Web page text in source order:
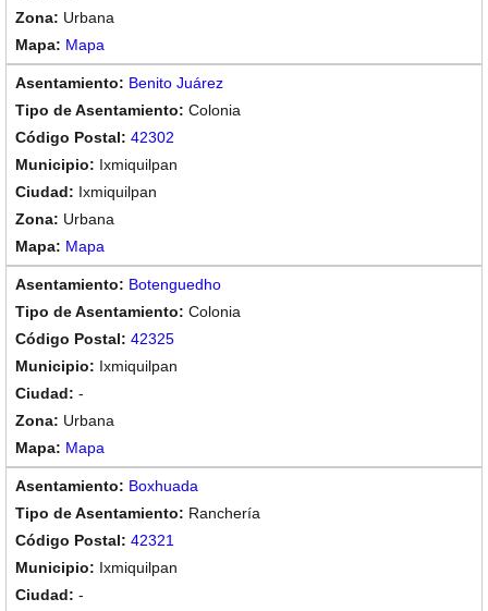
Urbana
Mapa
Benito Juárez
Colonia
42302
Ixmiquilpan
Ixmiquilpan
Urbana
Mapa
Botenguedho
Colonia
42325
Ixmiquilpan
-
Urbana
Mapa
Boxhuada
Ranchería
42321
Ixmiquilpan
-